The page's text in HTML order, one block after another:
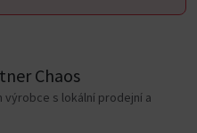
Chaos
s lokální prodejní a